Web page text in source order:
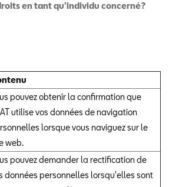
en tant qu'individu concerné?
pouvez obtenir la confirmation que
utilise vos données de navigation
lorsque vous naviguez sur le
web.
pouvez demander la rectification de
données personnelles lorsqu'elles sont